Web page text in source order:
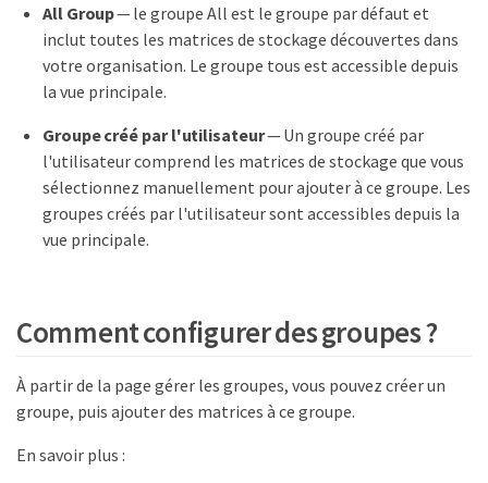
All Group— le groupe All est le groupe par défaut et
inclut toutes les matrices de stockage découvertes dans
votre organisation. Le groupe tous est accessible depuis
la vue principale.
Groupe créé par l'utilisateur— Un groupe créé par
l'utilisateur comprend les matrices de stockage que vous
sélectionnez manuellement pour ajouter à ce groupe. Les
groupes créés par l'utilisateur sont accessibles depuis la
vue principale.
Comment configurer des groupes ?
À partir de la page gérer les groupes, vous pouvez créer un
groupe, puis ajouter des matrices à ce groupe.
En savoir plus :